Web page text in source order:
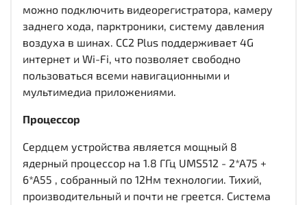
можно подключить видеорегистратора, камеру
заднего хода, парктроники, систему давления
воздуха в шинах. CC2 Plus поддерживает 4G
интернет и Wi-Fi, что позволяет свободно
пользоваться всеми навигационными и
мультимедиа приложениями.
Процессор
Сердцем устройства является мощный 8
ядерный процессор на 1.8 ГГц UMS512 - 2*A75 +
6*A55 , собранный по 12Нм технологии. Тихий,
производительный и почти не греется. Система